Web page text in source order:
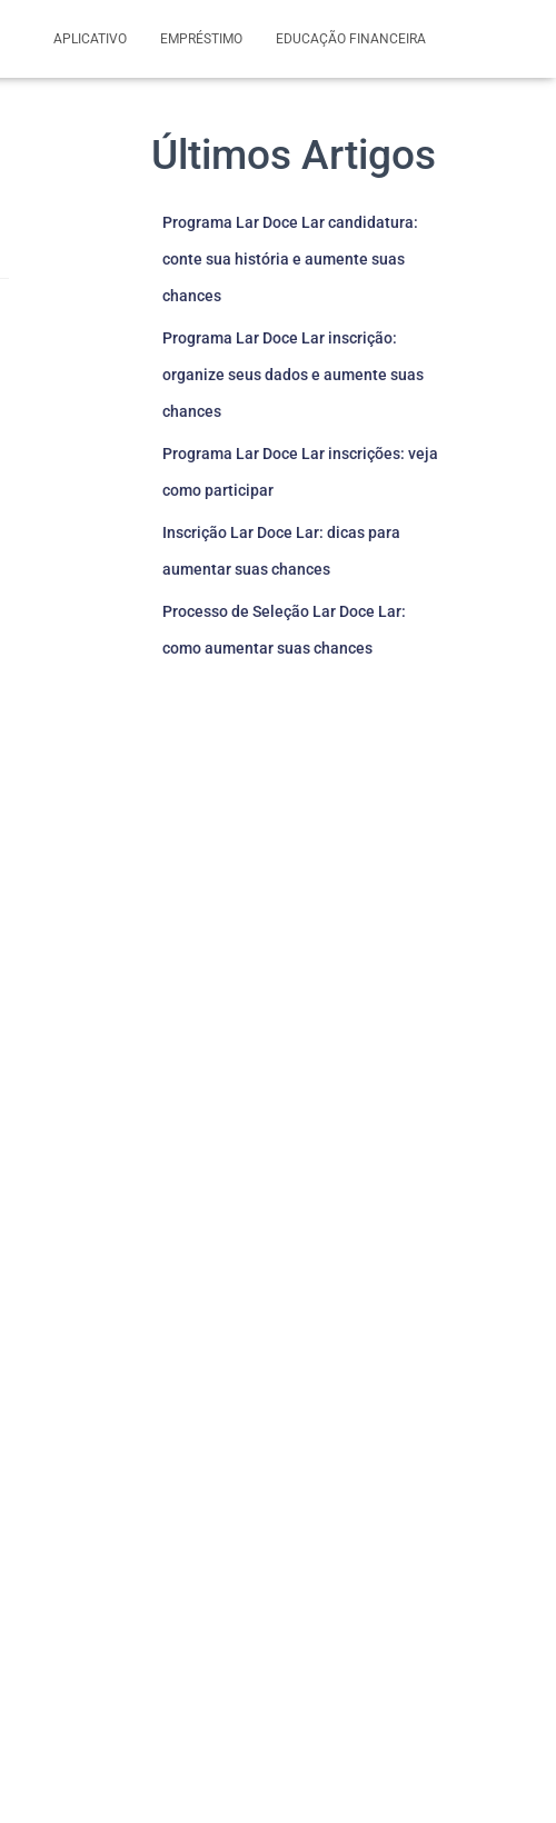
APLICATIVO EMPRÉSTIMO EDUCAÇÃO FINANCEIRA
Últimos Artigos
Programa Lar Doce Lar candidatura:
conte sua história e aumente suas
chances
Programa Lar Doce Lar inscrição:
organize seus dados e aumente suas
chances
Programa Lar Doce Lar inscrições: veja
como participar
Inscrição Lar Doce Lar: dicas para
aumentar suas chances
Processo de Seleção Lar Doce Lar:
como aumentar suas chances